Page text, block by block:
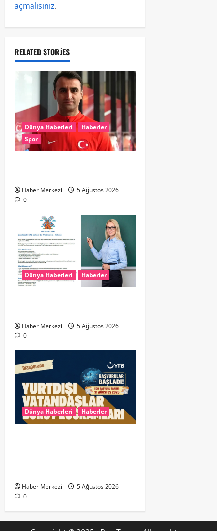
açmalısınız.
RELATED STORIES
Dünya Haberleri
Haberler
Spor
Haber Merkezi
5 Ağustos 2026
0
Dünya Haberleri Haberler
Haber Merkezi
5 Ağustos 2026
0
Dünya Haberleri Haberler
Haber Merkezi
5 Ağustos 2026
0